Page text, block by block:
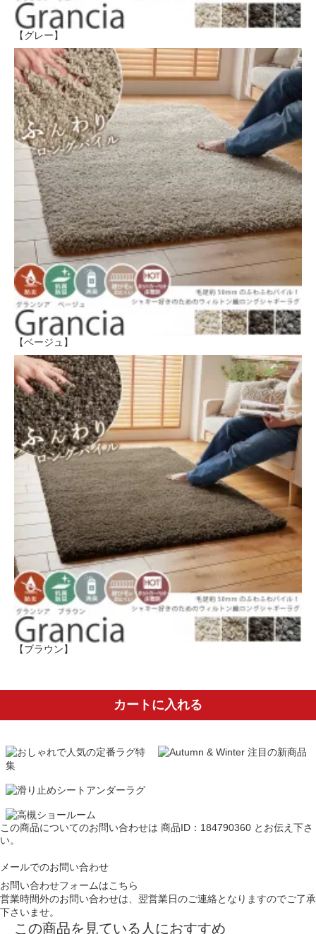
【グレー】
【ベージュ】
【ブラウン】
カートに入れる
この商品についてのお問い合わせは 商品ID：184790360 とお伝え下さ
い。
メールでのお問い合わせ
お問い合わせフォームはこちら
営業時間外のお問い合わせは、翌営業日のご連絡となりますのでご了承
下さいませ。
この商品を見ている人におすすめ